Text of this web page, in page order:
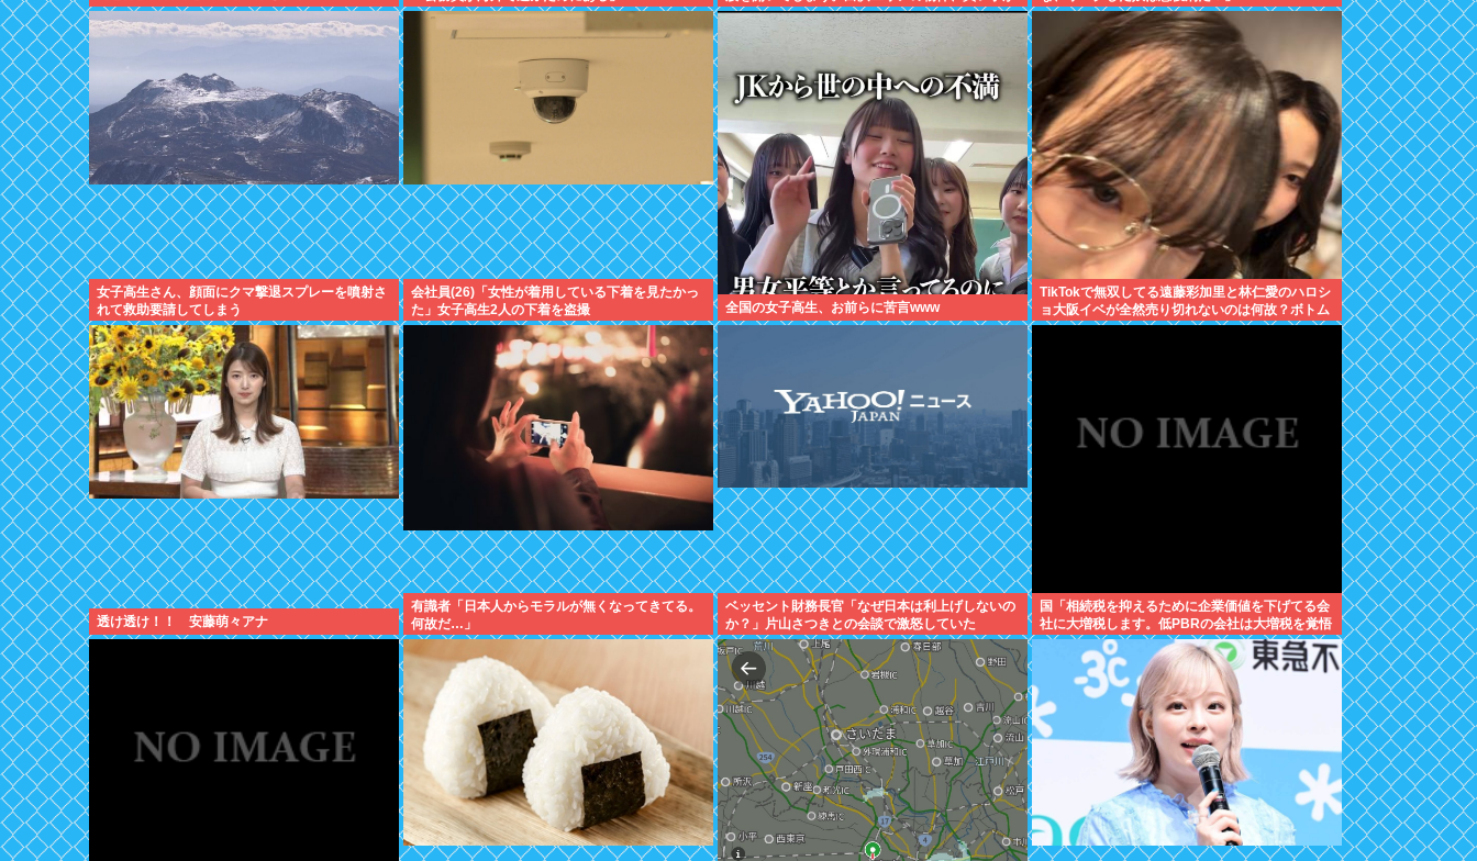
全員中国人で民泊ウハウハへ
女子高生さん、顔面にクマ撃退スプレーを噴射さ
れて救助要請してしまう
会社員(26)「女性が着用している下着を見たかっ
た」女子高生2人の下着を盗撮
全国の女子高生、お前らに苦言www
TikTokで無双してる遠藤彩加里と林仁愛のハロシ
ョ大阪イベが全然売り切れないのは何故？ボトム
2の有
透け透け！！ 安藤萌々アナ
有識者「日本人からモラルが無くなってきてる。
何故だ…」
ベッセント財務長官「なぜ日本は利上げしないの
か？」片山さつきとの会談で激怒していた
国「相続税を抑えるために企業価値を下げてる会
社に大増税します。低PBRの会社は大増税を覚悟
せよ」